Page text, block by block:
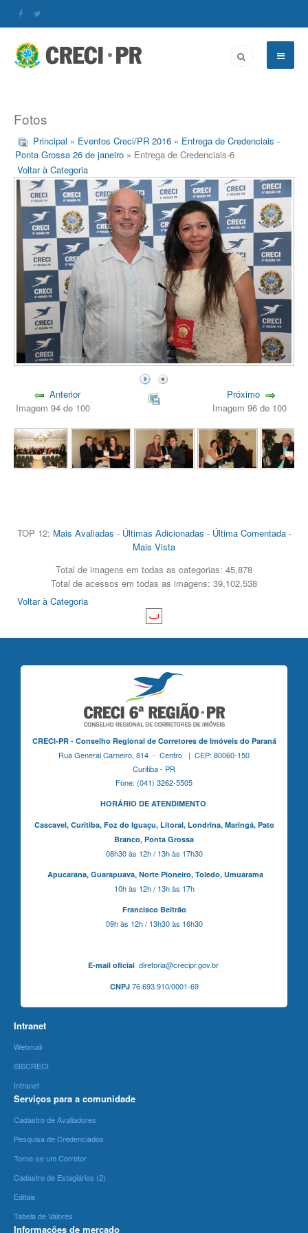
Fotos
Principal » Eventos Creci/PR 2016 » Entrega de Credenciais -
Ponta Grossa 26 de janeiro » Entrega de Credenciais-6
Voltar à Categoria
Anterior
Imagem 94 de 100
Próximo
Imagem 96 de 100
TOP 12: Mais Avaliadas - Últimas Adicionadas - Última Comentada-
Mais Vista
Total de imagens em todas as categorias: 45,878
Total de acessos em todas as imagens: 39,102,538
Voltar à Categoria
CRECI-PR - Conselho Regional de Corretores de Imóveis do Paraná
Rua General Carneiro, 814 - Centro | CEP: 80060-150
Curitiba - PR
Fone: (041) 3262-5505
HORÁRIO DE ATENDIMENTO
Cascavel, Curitiba,Foz do Iguaçu, Litoral, Londrina, Maringá, Pato
Branco, Ponta Grossa
08h30 às 12h / 13h às 17h30
Apucarana, Guarapuava, Norte Pioneiro, Toledo, Umuarama
10h às 12h / 13h às 17h
Francisco Beltrão
09h às 12h / 13h30 às 16h30
E-mail oficialdiretoria@crecipr.gov.br
CNPJ76.693.910/0001-69
Intranet
Webmail
SISCRECI
Intranet
Serviços para a comunidade
Cadastro de Avaliadores
Pesquisa de Credenciados
Torne-se um Corretor
Cadastro de Estagiários (2)
Editais
Tabela de Valores
Informações de mercado